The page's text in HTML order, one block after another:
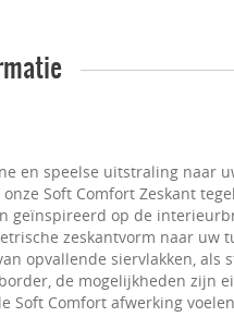
en speelse uitstraling naar
Soft Comfort Zeskant
geïnspireerd op de
zeskantvorm naar uw
opvallende siervlakken, als
de mogelijkheden zijn
Soft Comfort afwerking